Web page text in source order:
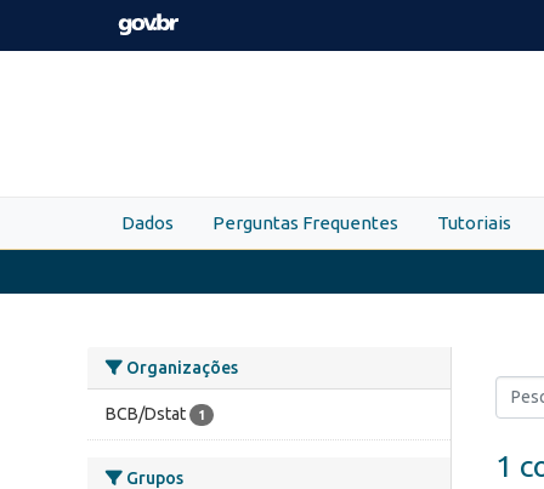
Skip to main content
Dados Perguntas Frequentes Tutoriais
Organizações
BCB/Dstat 1
Grupos 1